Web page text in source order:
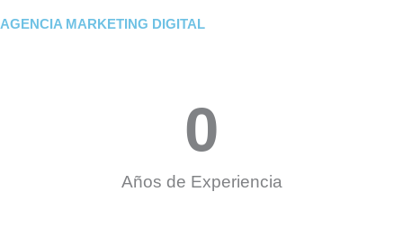
AGENCIA MARKETING DIGITAL
Años de Experiencia
0